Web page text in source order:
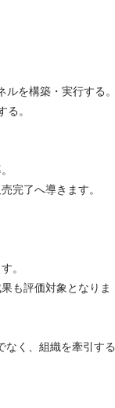
を構築・実行する。
。
完了へ導きます。
。
も評価対象となりま
く、組織を牽引する